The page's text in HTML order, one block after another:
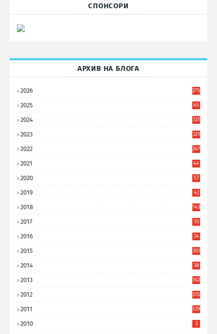
СПОНСОРИ
АРХИВ НА БЛОГА
2026 275
2025
45
2024 331
2023 321
2022 347
2021
44
2020
57
2019
42
2018 143
2017
10
2016
34
2015 351
2014
38
2013 162
2012 315
2011 129
2010 3